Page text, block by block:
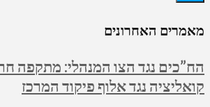
מאמרים האחרונים
הח”כים נגד הצו המנהלי: מתקפה
קואליציה נגד אלוף פיקוד המרכז